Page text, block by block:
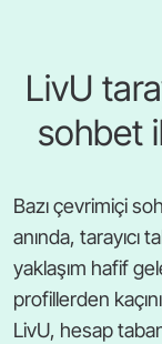
LivU
sohbet
Bazı çevrimiçi
anında, tarayıcı
yaklaşım hafif
profillerden
LivU, hesap